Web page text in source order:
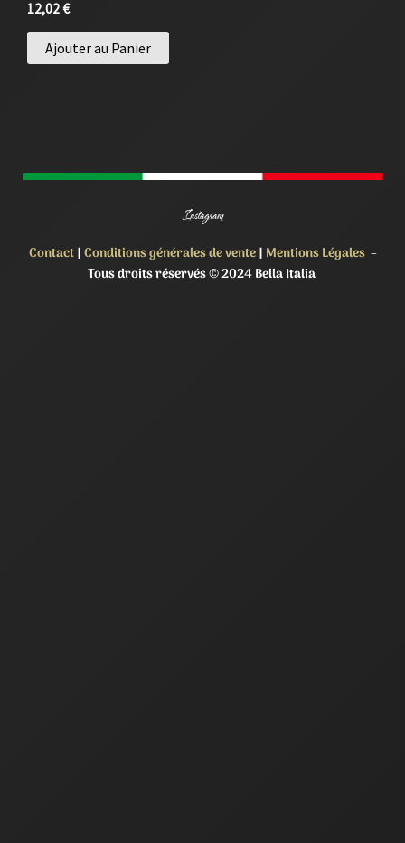
12,02€
Ajouter au Panier
Instagram
Contact|Conditions générales de vente| Mentions Légales–
Tous droits réservés © 2024 Bella Italia